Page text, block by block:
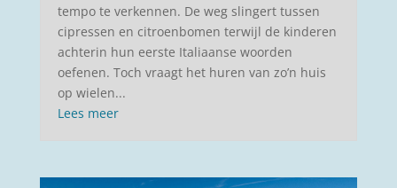
tempo te verkennen. De weg slingert tussen
cipressen en citroenbomen terwijl de kinderen
achterin hun eerste Italiaanse woorden
oefenen. Toch vraagt het huren van zo’n huis
op wielen...
Lees meer